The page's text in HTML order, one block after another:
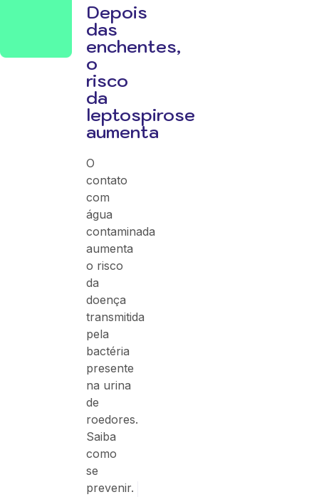
Depois
das
enchentes,
o
risco
da
leptospirose
aumenta
O
contato
com
água
contaminada
aumenta
o risco
da
doença
transmitida
pela
bactéria
presente
na urina
de
roedores.
Saiba
como
se
prevenir.